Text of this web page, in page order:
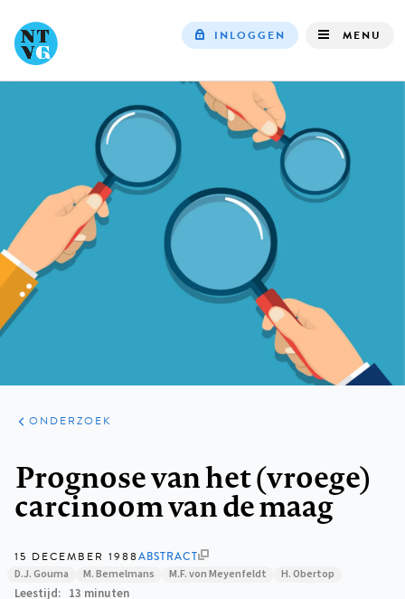
INLOGGEN MENU
ARTIKELEN
ONDERZOEK
ONDERZOEK
Prognose van het (vroege)
carcinoom van de maag
15 DECEMBER 1988ABSTRACT
D.J. Gouma
M. Bemelmans M.F. von Meyenfeldt H. Obertop
Leestijd 13 minuten